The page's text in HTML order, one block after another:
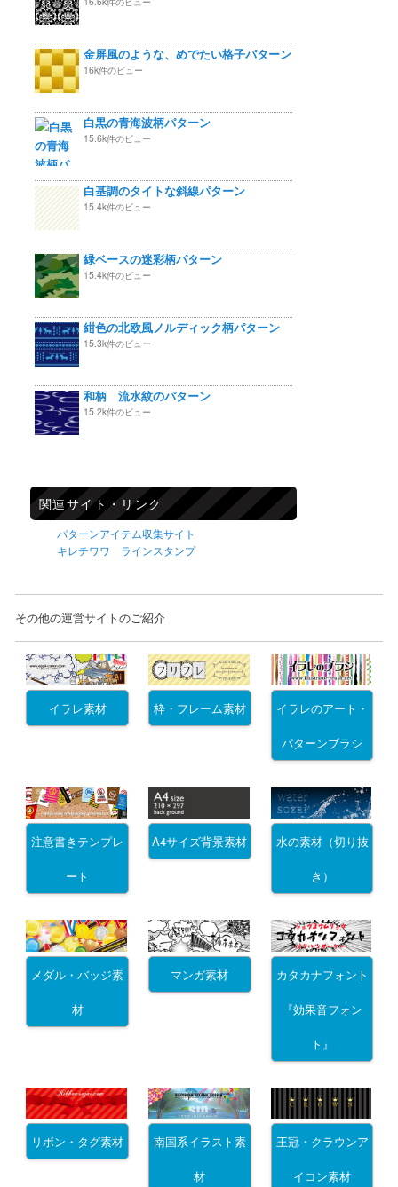
金屏風のような、めでたい格子パターン
16k件のビュー
白黒の青海波柄パターン
15.6k件のビュー
白基調のタイトな斜線パターン
15.4k件のビュー
緑ベースの迷彩柄パターン
15.4k件のビュー
紺色の北欧風ノルディック柄パターン
15.3k件のビュー
和柄 流水紋のパターン
15.2k件のビュー
関連サイト・リンク
パターンアイテム収集サイト
キレチワワ ラインスタンプ
その他の運営サイトのご紹介
イラレ素材 枠・フレーム素材 イラレのアート・
パターンブラシ
注意書きテンプレ
ート
A4サイズ背景素材 水の素材（切り抜
き）
メダル・バッジ素
材
マンガ素材 カタカナフォント
『効果音フォン
ト』
リボン・タグ素材 南国系イラスト素
材
王冠・クラウンア
イコン素材